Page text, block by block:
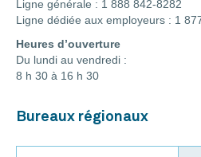
Ligne générale : 1 888 842-8282
Ligne dédiée aux employeurs : 1
Heures d’ouverture
Du lundi au vendredi :
8 h 30 à 16 h 30
Bureaux régionaux